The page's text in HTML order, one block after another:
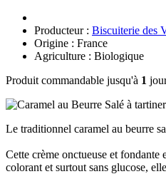
Producteur : Biscuiterie des
Origine : France
Agriculture : Biologique
Produit commandable jusqu'à 1
Le traditionnel caramel au beurre
Cette crème onctueuse et fondante
colorant et surtout sans glucose,